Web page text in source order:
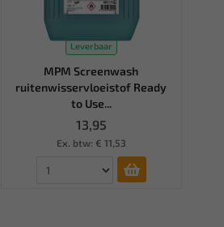
Leverbaar
MPM Screenwash
ruitenwisservloeistof Ready
to Use...
13,95
Ex. btw: € 11,53